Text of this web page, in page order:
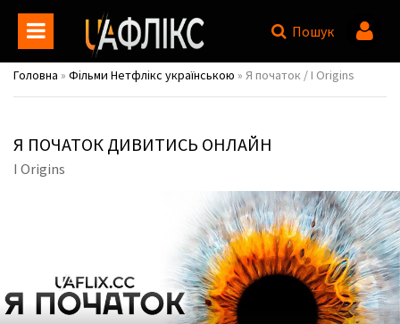
Пошук
Головна » Фільми Нетфлікс українською » Я початок / I Origins
Я ПОЧАТОК ДИВИТИСЬ ОНЛАЙН
I Origins